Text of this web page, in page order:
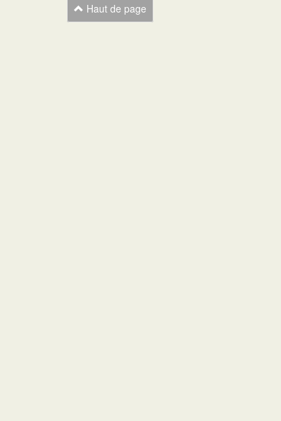
Haut de page